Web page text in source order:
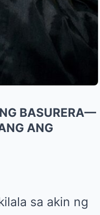
BASURERA—
ANG
sa akin ng